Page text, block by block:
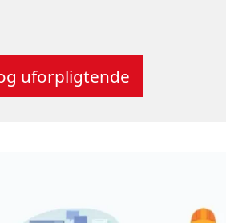
uforpligtende